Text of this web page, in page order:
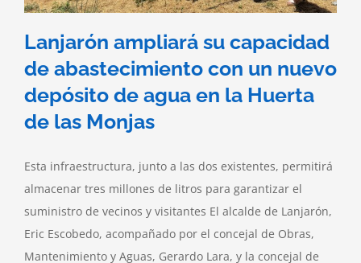
Lanjarón ampliará su capacidad
de abastecimiento con un nuevo
depósito de agua en la Huerta
de las Monjas
Esta infraestructura, junto a las dos existentes, permitirá
almacenar tres millones de litros para garantizar el
suministro de vecinos y visitantes El alcalde de Lanjarón,
Eric Escobedo, acompañado por el concejal de Obras,
Mantenimiento y Aguas, Gerardo Lara, y la concejal de